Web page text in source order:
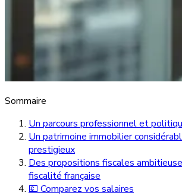
Sommaire
Un parcours professionnel et
Un patrimoine immobilier
prestigieux
Des propositions fiscales
fiscalité française
💶 Comparez vos salaires